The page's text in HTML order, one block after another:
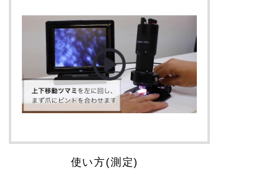
使い方(測定)